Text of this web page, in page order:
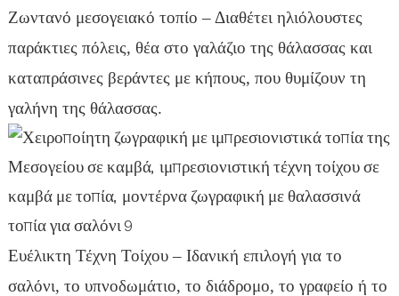
Ζωντανό μεσογειακό τοπίο – Διαθέτει ηλιόλουστες
παράκτιες πόλεις, θέα στο γαλάζιο της θάλασσας και
καταπράσινες βεράντες με κήπους, που θυμίζουν τη
γαλήνη της θάλασσας.
Ευέλικτη Τέχνη Τοίχου – Ιδανική επιλογή για το
σαλόνι, το υπνοδωμάτιο, το διάδρομο, το γραφείο ή το